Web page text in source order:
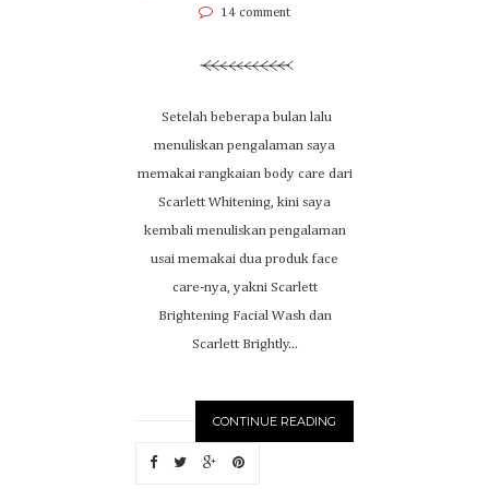
14 comment
Setelah beberapa bulan lalu
menuliskan pengalaman saya
memakai rangkaian body care dari
Scarlett Whitening, kini saya
kembali menuliskan pengalaman
usai memakai dua produk face
care-nya, yakni Scarlett
Brightening Facial Wash dan
Scarlett Brightly...
CONTINUE READING